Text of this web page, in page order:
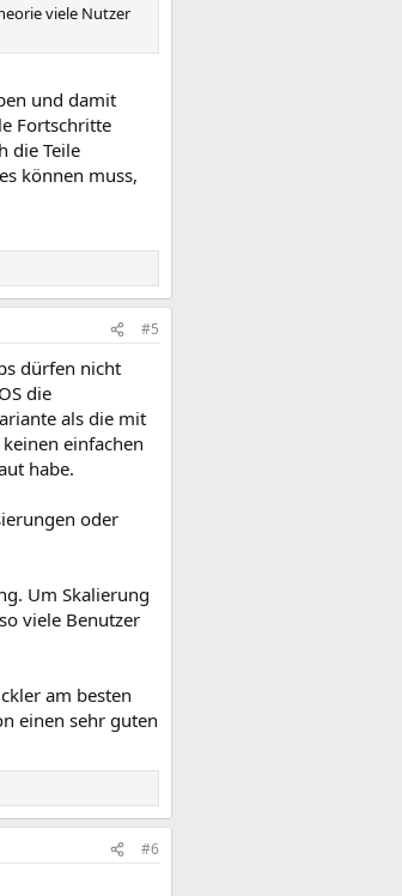
viele Nutzer
und damit
Fortschritte
die Teile
können muss,
#5
dürfen nicht
die
als die mit
einfachen
habe.
oder
Um Skalierung
viele Benutzer
am besten
einen sehr guten
#6